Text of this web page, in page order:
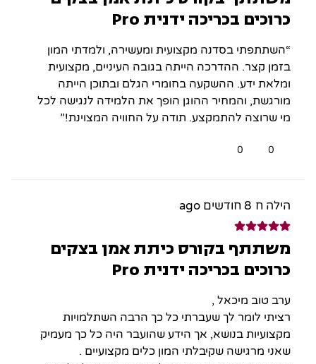
כרוכים בכריכה ידנית Pro
“השתתפתי בסדנה מקצועית ומעשירה, ולמדתי המון
בזמן קצר. ההדרכה הייתה בגובה העיניים, מקצועית
ומלאת ידע. ההשקעה בחומרי הגלם ובתוכן הייתה
מורגשת, והמחיר ההוגן הופך את הלמידה לנגישה לכל
מי שרוצה להתמקצע. תודה על החוויה המצוינת!”
0
0
הילה ח 8 חודשים ago
משתתף בקורס כיתת אמן בצקים
כרוכים בכריכה ידנית Pro
ערב טוב מיכאל ,
רציתי לומר לך שעברתי כל כך הרבה השתלמויות
מקצועיות בנושא, אך הידע שהועבר היה כל כך מעמיק
שאני מרגישה שקיבלתי המון כלים מקצועיים .